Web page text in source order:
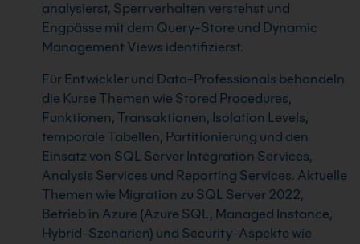
analysierst, Sperrverhalten verstehst und
Engpässe mit dem Query-Store und Dynamic
Management Views identifizierst.
Für Entwickler und Data-Professionals behandeln
die Kurse Themen wie Stored Procedures,
Funktionen, Transaktionen, Isolation Levels,
temporale Tabellen, Partitionierung und den
Einsatz von SQL Server Integration Services,
Analysis Services und Reporting Services. Aktuelle
Themen wie Migration zu SQL Server 2022,
Betrieb in Azure (Azure SQL, Managed Instance,
Hybrid-Szenarien) und Security-Aspekte wie